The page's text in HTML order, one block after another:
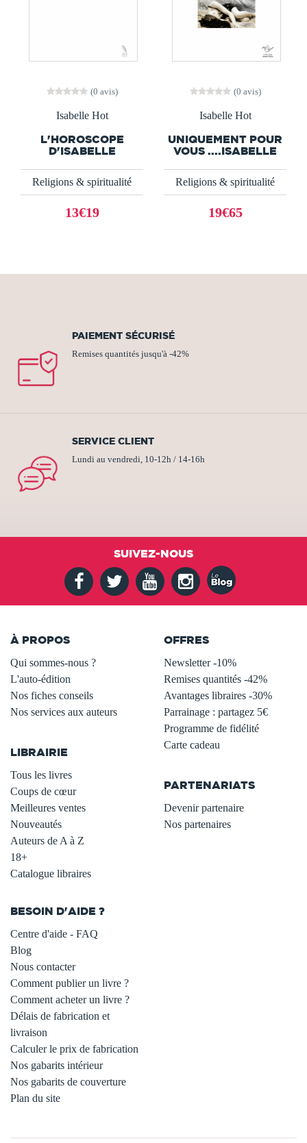
(0 avis)
Isabelle Hot
L'HOROSCOPE
D'ISABELLE
Religions & spiritualité
13€19
(0 avis)
Isabelle Hot
UNIQUEMENT POUR
VOUS ....ISABELLE
Religions & spiritualité
19€65
PAIEMENT SÉCURISÉ
Remises quantités jusqu'à -42%
SERVICE CLIENT
Lundi au vendredi, 10-12h / 14-16h
SUIVEZ-NOUS
À PROPOS
Qui sommes-nous ?
L'auto-édition
Nos fiches conseils
Nos services aux auteurs
LIBRAIRIE
Tous les livres
Coups de cœur
Meilleures ventes
Nouveautés
Auteurs de A à Z
18+
Catalogue libraires
OFFRES
Newsletter -10%
Remises quantités -42%
Avantages libraires -30%
Parrainage : partagez 5€
Programme de fidélité
Carte cadeau
PARTENARIATS
Devenir partenaire
Nos partenaires
BESOIN D'AIDE ?
Centre d'aide - FAQ
Blog
Nous contacter
Comment publier un livre ?
Comment acheter un livre ?
Délais de fabrication et
livraison
Calculer le prix de fabrication
Nos gabarits intérieur
Nos gabarits de couverture
Plan du site